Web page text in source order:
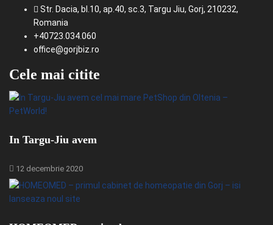
Str. Dacia, bl.10, ap.40, sc.3, Targu Jiu, Gorj, 210232,
Romania
+40723.034.060
office@gorjbiz.ro
Cele mai citite
In Targu-Jiu avem
12 decembrie 2020